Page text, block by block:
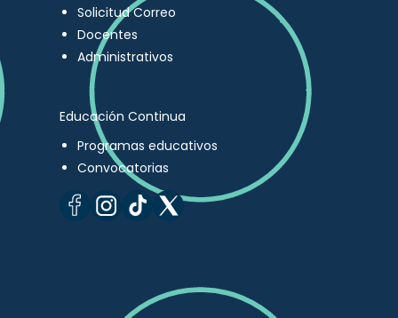
Solicitud Correo
Docentes
Administrativos
Educación Continua
Programas educativos
Convocatorias